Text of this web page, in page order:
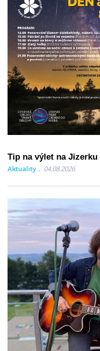
Tip na výlet na Jizerku
Aktuality 04.08.2026